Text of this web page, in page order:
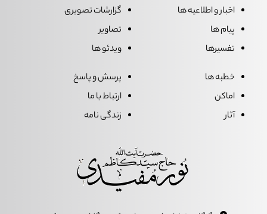
اخبار و اطلاعیه ها
پیام ها
تفسیرها
گزارشات تصویری
تصاویر
ویدئو ها
خطبه ها
اماکن
آثار
پرسش و پاسخ
ارتباط با ما
زندگی نامه